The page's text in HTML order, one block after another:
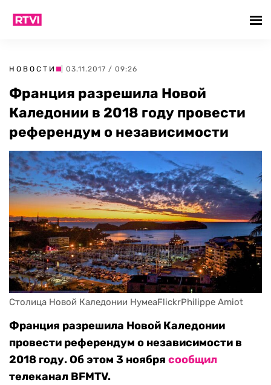
НОВОСТИ | 03.11.2017 / 09:26
Франция разрешила Новой
Каледонии в 2018 году провести
референдум о независимости
Столица Новой Каледонии НумеаFlickrPhilippe Amiot
Франция разрешила Новой Каледонии
провести референдум о независимости в
2018 году. Об этом 3 ноября сообщил
телеканал BFMTV.